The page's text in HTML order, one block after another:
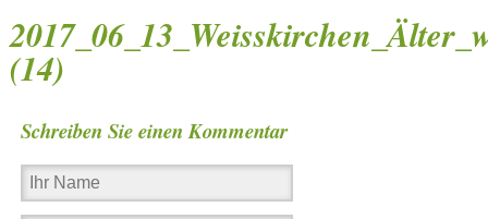
(14)
Schreiben Sie einen Kommentar